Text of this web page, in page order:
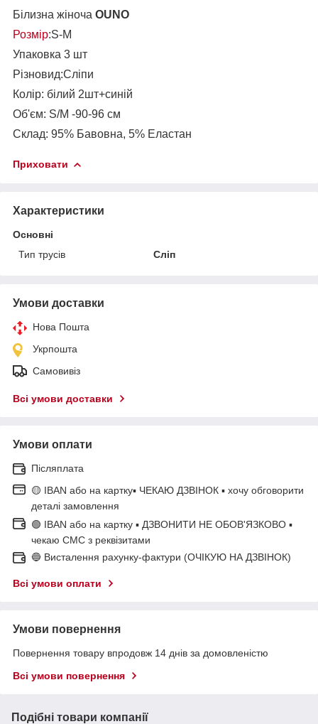
Білизна жіноча OUNO
Розмір:S-М
Упаковка 3 шт
Різновид:Сліпи
Колір: білий 2шт+синій
Об'єм: S/M -90-96 см
Склад: 95% Бавовна, 5% Еластан
Приховати
Характеристики
Основні
Тип трусів
Сліп
Умови доставки
Нова Пошта
Укрпошта
Самовивіз
Всі умови доставки
Умови оплати
Післяплата
🟡 IBAN або на картку▪ ЧЕКАЮ ДЗВІНОК ▪ хочу обговорити
деталі замовлення
🟢 IBAN або на картку ▪ ДЗВОНИТИ НЕ ОБОВ'ЯЗКОВО ▪
чекаю СМС з реквізитами
🔵 Висталення рахунку-фактури (ОЧІКУЮ НА ДЗВІНОК)
Всі умови оплати
Умови повернення
Повернення товару впродовж 14 днів за домовленістю
Всі умови повернення
Подібні товари компанії